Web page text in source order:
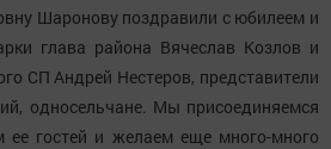
Шаронову поздравили с юбилеем и
глава района Вячеслав Козлов и
СП Андрей Нестеров, представители
односельчане. Мы присоединяемся
ее гостей и желаем еще много-много